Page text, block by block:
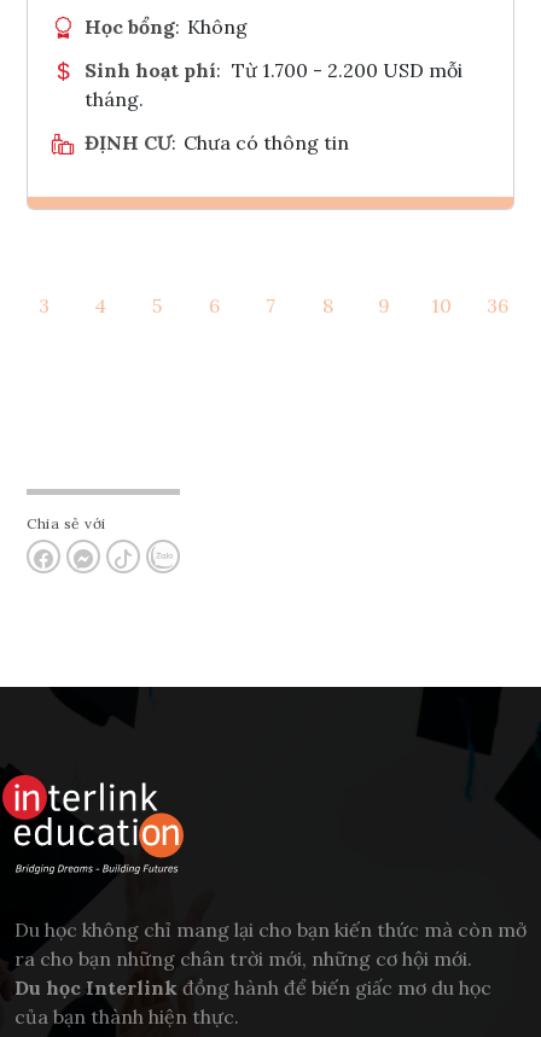
Học bổng: Không
Sinh hoạt phí: Từ 1.700 - 2.200 USD mỗi
tháng.
ĐỊNH CƯ: Chưa có thông tin
Tham vấn Interlink
3 4 5 6 7 8 9 10 36
Chia sẻ với
Du học không chỉ mang lại cho bạn kiến thức mà còn mở
ra cho bạn những chân trời mới, những cơ hội mới.
Du học Interlink đồng hành để biến giấc mơ du học
của bạn thành hiện thực.